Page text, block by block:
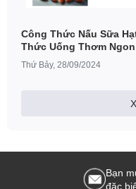
Công Thức Nấu Sữa
Thức Uống Thơm
Dinh Dưỡng Ngay Tại
Thứ Bảy, 28/09/2024
Bạn
đặc